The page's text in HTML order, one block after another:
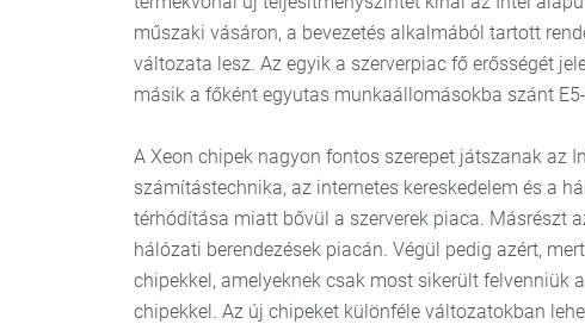
műszaki vásáron, a bevezetés alkalmából tartott
változata lesz. Az egyik a szerverpiac fő erősségét
másik a főként egyutas munkaállomásokba szánt
A Xeon chipek nagyon fontos szerepet játszanak az
számítástechnika, az internetes kereskedelem és a
térhódítása miatt bővül a szerverek piaca. Másrészt
hálózati berendezések piacán. Végül pedig azért,
chipekkel, amelyeknek csak most sikerült felvenniük
chipekkel. Az új chipeket különféle változatokban